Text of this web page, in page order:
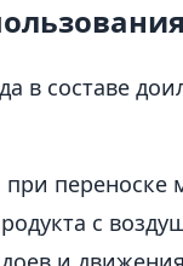
в составе
переноске
с